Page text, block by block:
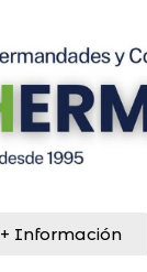
+ Información